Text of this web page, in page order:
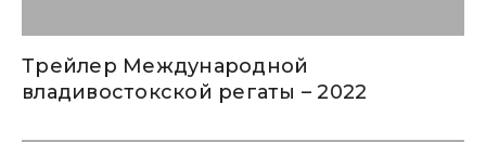
Трейлер Международной
владивостокской регаты – 2022